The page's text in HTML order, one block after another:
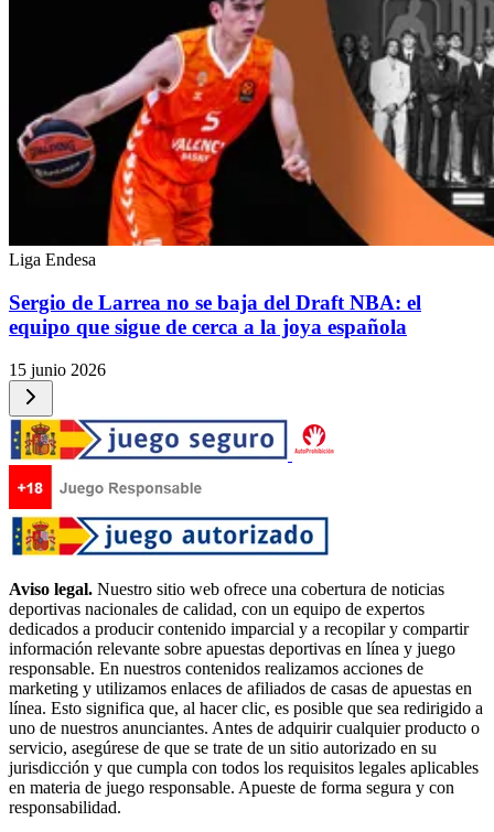
Liga Endesa
Sergio de Larrea no se baja del Draft NBA: el
equipo que sigue de cerca a la joya española
15 junio 2026
Aviso legal. Nuestro sitio web ofrece una cobertura de noticias
deportivas nacionales de calidad, con un equipo de expertos
dedicados a producir contenido imparcial y a recopilar y compartir
información relevante sobre apuestas deportivas en línea y juego
responsable. En nuestros contenidos realizamos acciones de
marketing y utilizamos enlaces de afiliados de casas de apuestas en
línea. Esto significa que, al hacer clic, es posible que sea redirigido a
uno de nuestros anunciantes. Antes de adquirir cualquier producto o
servicio, asegúrese de que se trate de un sitio autorizado en su
jurisdicción y que cumpla con todos los requisitos legales aplicables
en materia de juego responsable. Apueste de forma segura y con
responsabilidad.